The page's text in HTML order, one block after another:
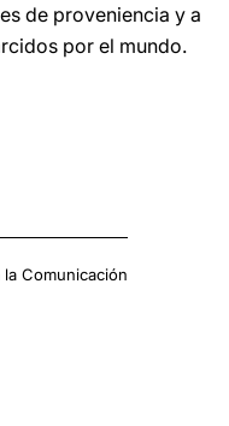
de proveniencia y a
por el mundo.
Comunicación